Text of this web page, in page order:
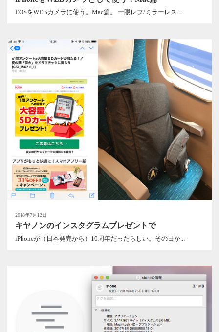
EOSをWEBカメラに使う。Mac篇。 一眼レフ/ミラーレス...
2018年7月12日
キヤノンのインスタグラムプレゼントで
iPhoneが（日本発売から）10周年だったらしい。その日か...